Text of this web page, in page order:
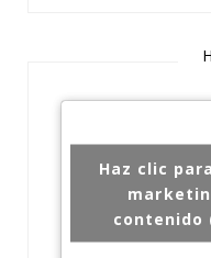
Haz clic
contenido